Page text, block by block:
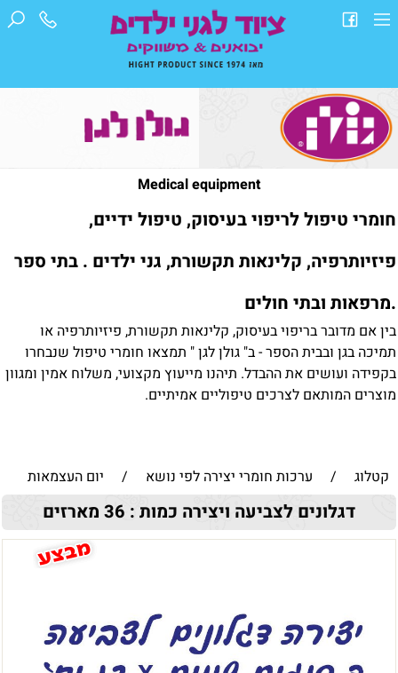
Medical equipment
חומרי טיפול לריפוי בעיסוק, טיפול ידיים,
פיזיותרפיה, קלינאות תקשורת, גני ילדים . בתי ספר
.מרפאות ובתי חולים
בין אם מדובר בריפוי בעיסוק, קלינאות תקשורת, פיזיותרפיה או
תמיכה בגן ובבית הספר - ב" גולן לגן " תמצאו חומרי טיפול שנבחרו
בקפידה ועושים את ההבדל. תיהנו מייעוץ מקצועי, משלוח אמין ומגוון
מוצרים המותאם לצרכים טיפוליים אמיתיים.
קטלוג / ערכות חומרי יצירה לפי נושא / יום העצמאות
דגלונים לצביעה ויצירה כמות : 36 מארזים